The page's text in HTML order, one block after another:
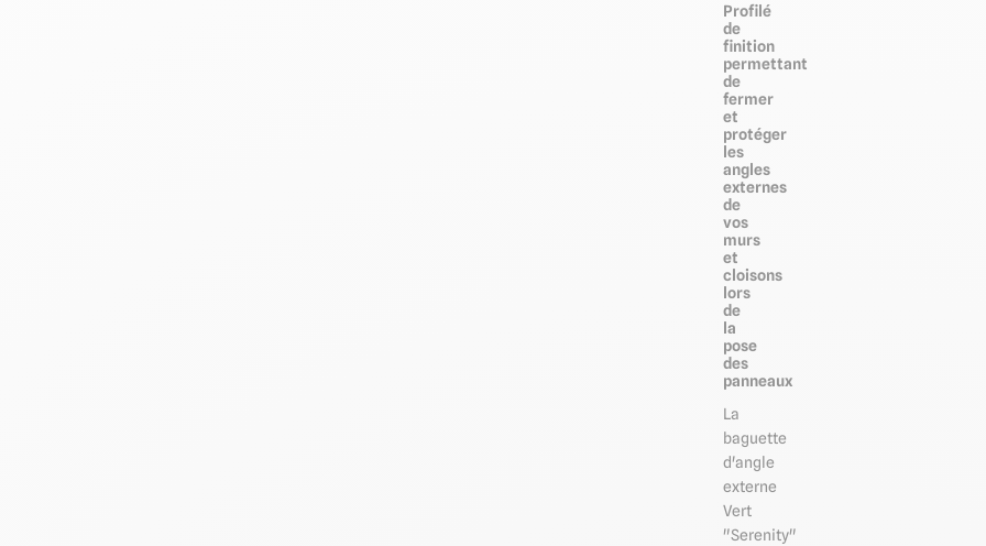
Profilé
de
finition
permettant
de
fermer
et
protéger
les
angles
externes
de
vos
murs
et
cloisons
lors
de
la
pose
des
panneaux
La
baguette
d'angle
externe
Vert
"Serenity"